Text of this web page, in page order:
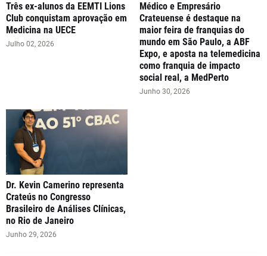
Três ex-alunos da EEMTI Lions
Club conquistam aprovação em
Medicina na UECE
Julho 02, 2026
Médico e Empresário
Crateuense é destaque na
maior feira de franquias do
mundo em São Paulo, a ABF
Expo, e aposta na telemedicina
como franquia de impacto
social real, a MedPerto
Junho 30, 2026
Dr. Kevin Camerino representa
Crateús no Congresso
Brasileiro de Análises Clínicas,
no Rio de Janeiro
Junho 29, 2026